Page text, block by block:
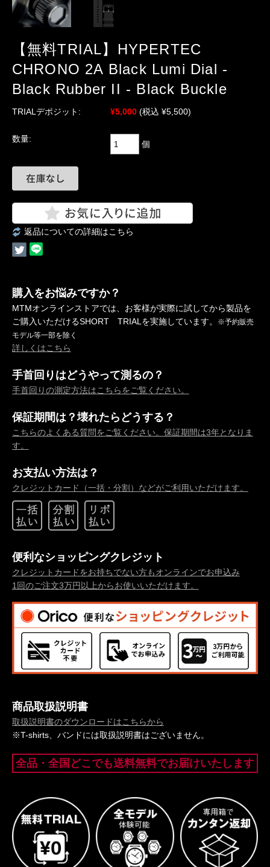
【無料TRIAL】HYPERTEC
CHRONO 2A Black Lumi Dial -
Black Rubber II - Black Buckle
TRIALデポジット: ¥5,000 (税込 ¥5,500)
数量:
個
返品についての詳細はこちら
購入をお悩みですか？
MTMオンラインストアでは、お客様が実際に試してから製品を
ご購入いただけるSHORT TRIALを実施しています。
※予約販売
モデル等一部を除く
詳しくはこちら
手首回りはどうやって測るの？
手首回りの測定方法はこちらをご覧ください。
保証期間は？壊れたらどうする？
こちらのよくある質問をご覧ください。保証期間は3年となりま
す。
お支払い方法は？
クレジットカード（一括・分割）などがご利用いただけます。
便利なショッピングクレジット
クレジットカードをお持ちでない方もオンラインでお申込み
1回のご注文3万円以上からお使いいただけます。
商品取扱説明書
取扱説明書のダウンロードはこちらから
※T-shirts、バンドには取扱説明書はございません。
全品・全国どこでも送料無料でお届けいたします